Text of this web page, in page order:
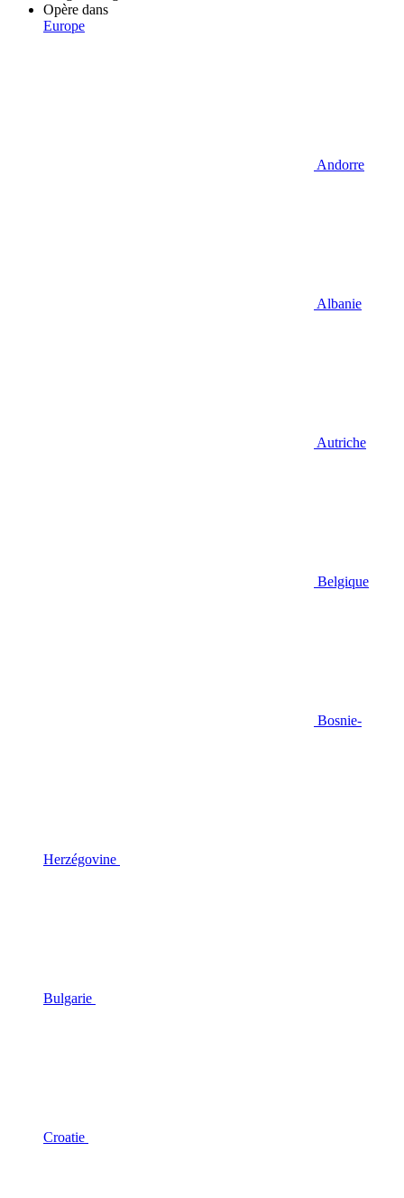
Opère dans
Europe
Andorre
Albanie
Autriche
Belgique
Bosnie-
Herzégovine
Bulgarie
Croatie